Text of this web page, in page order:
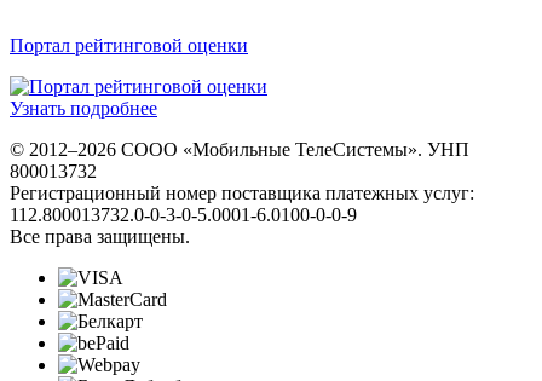
Портал рейтинговой оценки
Узнать подробнее
© 2012–2026 СООО «Мобильные ТелеСистемы». УНП
800013732
Регистрационный номер поставщика платежных услуг:
112.800013732.0-0-3-0-5.0001-6.0100-0-0-9
Все права защищены.